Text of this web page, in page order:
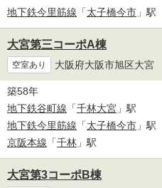
地下鉄今里筋線 「太子橋今市 」駅
大宮第三コーポA棟
空室あり 大阪府大阪市旭区大宮
築58年
地下鉄谷町線 「千林大宮 」駅
地下鉄今里筋線 「太子橋今市 」駅
京阪本線 「千林 」駅
大宮第3コーポB棟